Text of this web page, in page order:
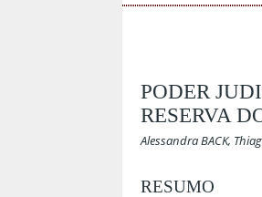
PODER
RESERVA
Alessandra BACK,
RESUMO